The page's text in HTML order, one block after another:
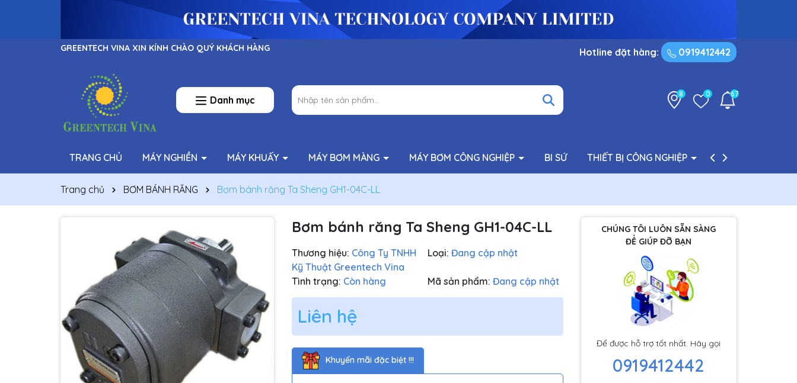
GREENTECH VINA XIN KÍNH CHÀO QUÝ KHÁCH HÀNG Hotline đặt hàng: 0919412442
Danh mục
8 0 67
TRANG CHỦ MÁY NGHIỀN MÁY KHUẤY MÁY BƠM MÀNG MÁY BƠM CÔNG NGHIỆP BI SỨ THIẾT BỊ CÔNG NGHIỆP PHỤ TÙNG BƠM
Trang chủ BƠM BÁNH RĂNG Bơm bánh răng Ta Sheng GH1-04C-LL
Bơm bánh răng Ta Sheng GH1-04C-LL
Thương hiệu: Công Ty TNHH
Kỹ Thuật Greentech Vina
Loại: Đang cập nhật
Tình trạng: Còn hàng Mã sản phẩm: Đang cập nhật
Liên hệ
Khuyến mãi đặc biệt !!!
CHÚNG TÔI LUÔN SẴN SÀNG
ĐỂ GIÚP ĐỠ BẠN
Để được hỗ trợ tốt nhất. Hãy gọi
0919412442